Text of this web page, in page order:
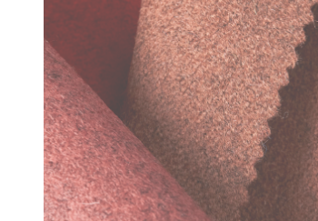
100 Prozent aus Rohstoffen, die
aus Textil-zu-Textil-Recycling
stammen. Damit setzen wir nicht
mehr auf die Verarbeitung
recycelter Plastikflaschen,
sondern auf Textilabfälle als
wertvolle Ressource zur
Herstellung neuer Materialien und
zur Förderung der